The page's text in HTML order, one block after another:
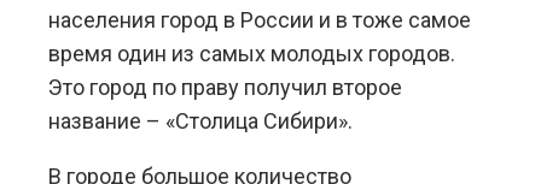
населения город в России и в тоже самое
время один из самых молодых городов.
Это город по праву получил второе
название – «Столица Сибири».
В городе большое количество